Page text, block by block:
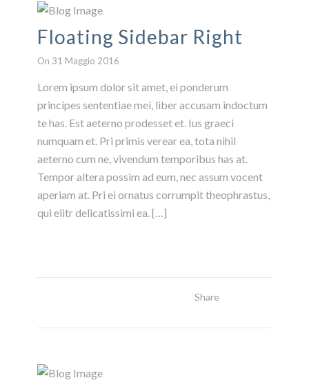
Floating Sidebar Right
On 31 Maggio 2016
Lorem ipsum dolor sit amet, ei ponderum
principes sententiae mei, liber accusam indoctum
te has. Est aeterno prodesset et. Ius graeci
numquam et. Pri primis verear ea, tota nihil
aeterno cum ne, vivendum temporibus has at.
Tempor altera possim ad eum, nec assum vocent
aperiam at. Pri ei ornatus corrumpit theophrastus,
qui elitr delicatissimi ea. […]
Share